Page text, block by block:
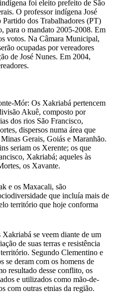
foi eleito prefeito de São
O professor indígena José
dos Trabalhadores (PT)
para o mandato 2005-2008. Em
votos. Na Câmara Municipal,
ocupadas por vereadores
de José Nunes. Em 2004,
Mór: Os Xakriabá pertencem
Akuê, composto por
dos rios São Francisco,
dispersos numa área que
Gerais, Goiás e Maranhão.
seriam os Xerente; os que
Xakriabá; aqueles às
os Xavante.
e os Maxacali, são
que incluía mais de
território que hoje conforma
se veem diante de um
de suas terras e resistência
Segundo Clementino e
deram com os homens de
resultado desse conflito, os
e utilizados como mão-de-
com outras etnias da região.